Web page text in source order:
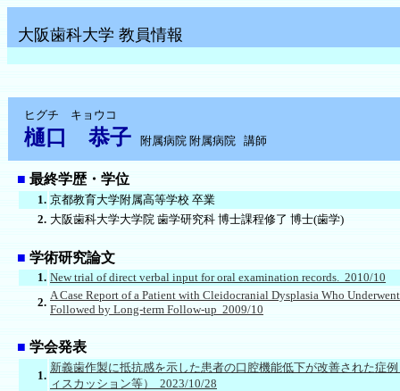
大阪歯科大学 教員情報
ヒグチ キョウコ
樋口 恭子 附属病院 附属病院 講師
■ 最終学歴・学位
1. 京都教育大学附属高等学校 卒業
2. 大阪歯科大学大学院 歯学研究科 博士課程修了 博士(歯学)
■ 学術研究論文
1. New trial of direct verbal input for oral examination records. 2010/10
2.
A Case Report of a Patient with Cleidocranial Dysplasia Who
Followed by Long-term Follow-up 2009/10
■ 学会発表
1.
新義歯作製に抵抗感を示した患者の口腔機能低下が改善された症
ィスカッション等） 2023/10/28